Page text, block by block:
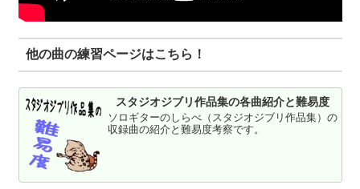
他の曲の練習ページはこちら！
スタジオジブリ作品集の各曲紹介と難易度
ソロギターのしらべ（スタジオジブリ作品集）の
収録曲の紹介と難易度考察です。